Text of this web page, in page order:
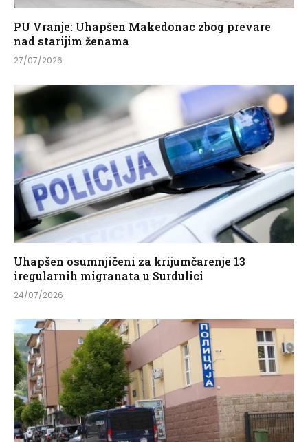
PU Vranje: Uhapšen Makedonac zbog prevare
nad starijim ženama
27/07/2026
Uhapšen osumnjičeni za krijumčarenje 13
iregularnih migranata u Surdulici
24/07/2026